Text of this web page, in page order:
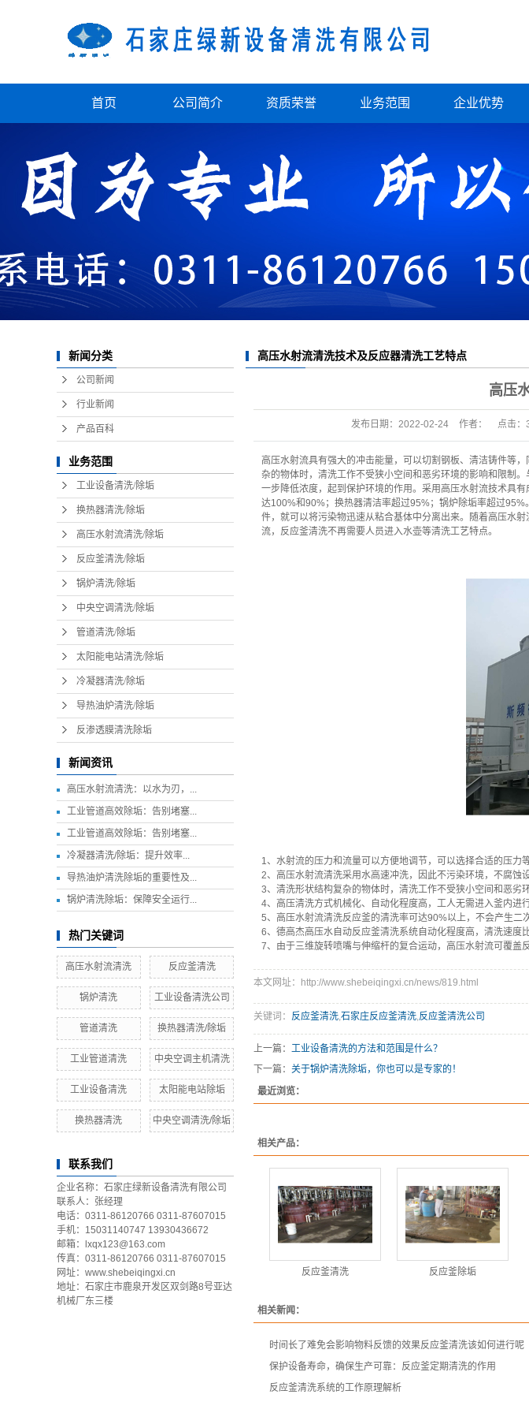
首页 公司简介 资质荣誉 业务范围 企业优势
新闻分类
公司新闻
行业新闻
产品百科
业务范围
工业设备清洗/除垢
换热器清洗/除垢
高压水射流清洗/除垢
反应釜清洗/除垢
锅炉清洗/除垢
中央空调清洗/除垢
管道清洗/除垢
太阳能电站清洗/除垢
冷凝器清洗/除垢
导热油炉清洗/除垢
反渗透膜清洗除垢
新闻资讯
高压水射流清洗：以水为刃，...
工业管道高效除垢：告别堵塞...
工业管道高效除垢：告别堵塞...
冷凝器清洗/除垢：提升效率...
导热油炉清洗除垢的重要性及...
锅炉清洗除垢：保障安全运行...
热门关键词
高压水射流清洗 反应釜清洗
锅炉清洗 工业设备清洗公司
管道清洗 换热器清洗/除垢
工业管道清洗 中央空调主机清洗
工业设备清洗 太阳能电站除垢
换热器清洗 中央空调清洗/除垢
联系我们
企业名称：石家庄绿新设备清洗有限公司
联系人：张经理
电话：0311-86120766 0311-87607015
手机：15031140747 13930436672
邮箱：lxqx123@163.com
传真：0311-86120766 0311-87607015
网址：www.shebeiqingxi.cn
地址：石家庄市鹿泉开发区双剑路8号亚达
机械厂东三楼
高压水射流清洗技术及反应器清洗工艺特点
高压
发布日期： 2022-02-24 作者： 点击：
高压水射流具有强大的冲击能量，可以切割钢板、清洁铸件等
杂的物体时，清洗工作不受狭小空间和恶劣环境的影响和限制。
一步降低浓度，起到保护环境的作用。采用高压水射流技术具
达100%和90%；换热器清洁率超过95%；锅炉除垢率超过
件，就可以将污染物迅速从粘合基体中分离出来。随着高压水
流，反应釜清洗不再需要人员进入水壶等清洗工艺特点。
1、水射流的压力和流量可以方便地调节，可以选择合适的压力
2、高压水射流清洗采用水高速冲洗，因此不污染环境，不腐蚀
3、清洗形状结构复杂的物体时，清洗工作不受狭小空间和恶劣
4、高压清洗方式机械化、自动化程度高，工人无需进入釜内进
5、高压水射流清洗反应釜的清洗率可达90%以上，不会产生二
6、德高杰高压水自动反应釜清洗系统自动化程度高，清洗速度
7、由于三维旋转喷嘴与伸缩杆的复合运动，高压水射流可覆盖
本文网址：http://www.shebeiqingxi.cn/news/819.html
关键词： 反应釜清洗,石家庄反应釜清洗,反应釜清洗公司
上一篇： 工业设备清洗的方法和范围是什么？
下一篇： 关于锅炉清洗除垢，你也可以是专家的！
最近浏览：
相关产品：
反应釜清洗 反应釜除垢
相关新闻：
时间长了难免会影响物料反馈的效果反应釜清洗该如何进行呢
保护设备寿命，确保生产可靠：反应釜定期清洗的作用
反应釜清洗系统的工作原理解析